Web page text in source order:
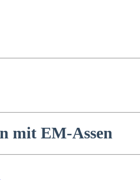
mit EM-Assen